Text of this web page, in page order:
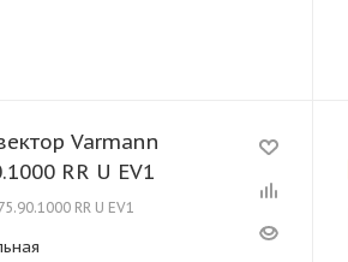
Varmann
RR U EV1
RR U EV1